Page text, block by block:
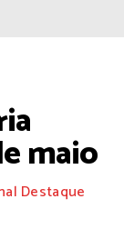
maio
Destaque